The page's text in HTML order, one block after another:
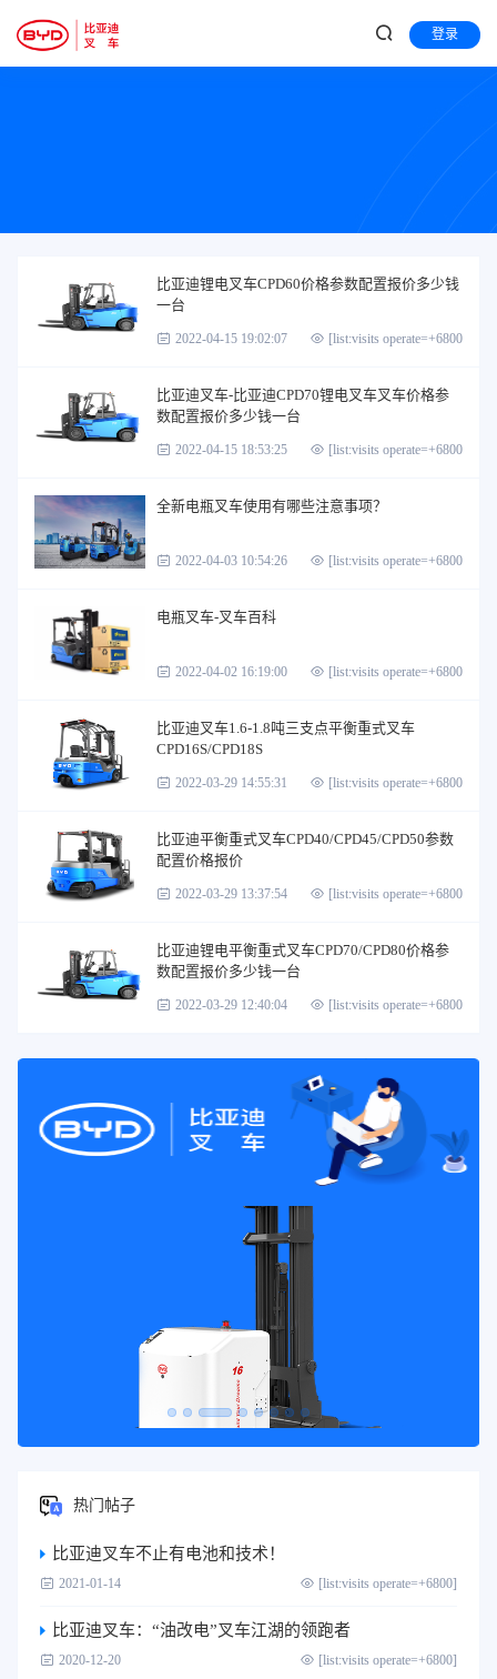
登录
比亚迪锂电叉车CPD60价格参数配置报价多少钱
一台
2022-04-15 19:02:07 [list:visits operate=+6800]
比亚迪叉车-比亚迪CPD70锂电叉车叉车价格参
数配置报价多少钱一台
2022-04-15 18:53:25 [list:visits operate=+6800]
全新电瓶叉车使用有哪些注意事项？
2022-04-03 10:54:26 [list:visits operate=+6800]
电瓶叉车-叉车百科
2022-04-02 16:19:00 [list:visits operate=+6800]
比亚迪叉车1.6-1.8吨三支点平衡重式叉车
CPD16S/CPD18S
2022-03-29 14:55:31 [list:visits operate=+6800]
比亚迪平衡重式叉车CPD40/CPD45/CPD50参数
配置价格报价
2022-03-29 13:37:54 [list:visits operate=+6800]
比亚迪锂电平衡重式叉车CPD70/CPD80价格参
数配置报价多少钱一台
2022-03-29 12:40:04 [list:visits operate=+6800]
热门帖子
比亚迪叉车不止有电池和技术！
2021-01-14 [list:visits operate=+6800]
比亚迪叉车：“油改电”叉车江湖的领跑者
2020-12-20 [list:visits operate=+6800]